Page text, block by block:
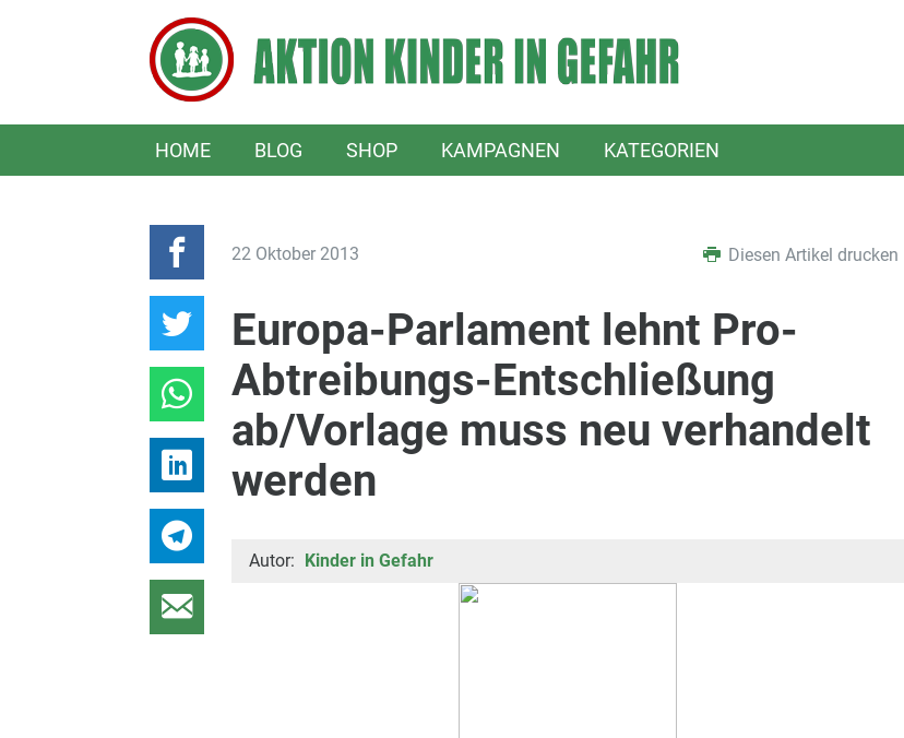
HOME BLOG SHOP KAMPAGNEN KATEGORIEN
22 Oktober 2013 Diesen Artikel drucken
Europa-Parlament lehnt Pro-
Abtreibungs-Entschließung
ab/Vorlage muss neu verhandelt
werden
Autor: Kinder in Gefahr